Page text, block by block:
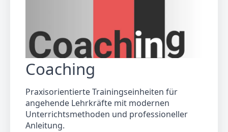
Coaching
Praxisorientierte Trainingseinheiten für
angehende Lehrkräfte mit modernen
Unterrichtsmethoden und professioneller
Anleitung.